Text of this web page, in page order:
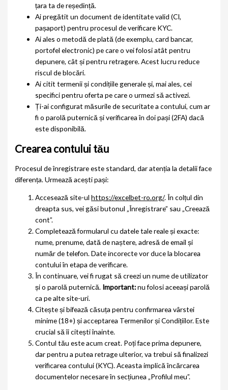
țara ta de reședință.
Ai pregătit un document de identitate valid (CI,
pașaport) pentru procesul de verificare KYC.
Ai ales o metodă de plată (de exemplu, card bancar,
portofel electronic) pe care o vei folosi atât pentru
depunere, cât și pentru retragere. Acest lucru reduce
riscul de blocări.
Ai citit termenii și condițiile generale și, mai ales, cei
specifici pentru oferta pe care o urmezi să activezi.
Ți-ai configurat măsurile de securitate a contului, cum ar
fi o parolă puternică și verificarea în doi pași (2FA) dacă
este disponibilă.
Crearea contului tău
Procesul de înregistrare este standard, dar atenția la detalii face
diferența. Urmează acești pași:
Accesează site-ulhttps://excelbet-ro.org/. În colțul din
dreapta sus, vei găsi butonul „Înregistrare” sau „Creează
cont”.
Completează formularul cu datele tale reale și exacte:
nume, prenume, dată de naștere, adresă de email și
număr de telefon. Date incorecte vor duce la blocarea
contului în etapa de verificare.
În continuare, vei fi rugat să creezi un nume de utilizator
și o parolă puternică. Important:nu folosi aceeași parolă
ca pe alte site-uri.
Citește și bifează căsuța pentru confirmarea vârstei
minime (18+) și acceptarea Termenilor și Condițiilor. Este
crucial să îi citești înainte.
Contul tău este acum creat. Poți face prima depunere,
dar pentru a putea retrage ulterior, va trebui să finalizezi
verificarea contului (KYC). Aceasta implică încărcarea
documentelor necesare în secțiunea „Profilul meu”.